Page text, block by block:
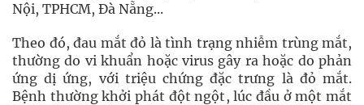
Nội, TPHCM, Đà Nẵng...
Theo đó, đau mắt đỏ là tình trạng nhiễm trùng mắt,
thường do vi khuẩn hoặc virus gây ra hoặc do phản
ứng dị ứng, với triệu chứng đặc trưng là đỏ mắt.
Bệnh thường khởi phát đột ngột, lúc đầu ở một mắt